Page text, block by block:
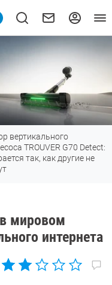
вертикального
TROUVER G70 Detect:
так, как другие не
мировом
интернета